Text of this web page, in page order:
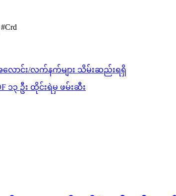
ာင်း/လက်နက်များ သိမ်းဆည်းရရှိ
၃ ဦး ထိုင်းရဲမှ ဖမ်းဆီး